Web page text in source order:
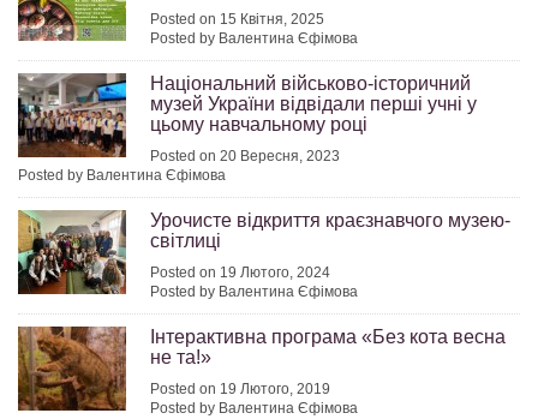
Posted on 15 Квітня, 2025
Posted by Валентина Єфімова
Національний військово-історичний
музей України відвідали перші учні у
цьому навчальному році
Posted on 20 Вересня, 2023
Posted by Валентина Єфімова
Урочисте відкриття краєзнавчого музею-
світлиці
Posted on 19 Лютого, 2024
Posted by Валентина Єфімова
Інтерактивна програма «Без кота весна
не та!»
Posted on 19 Лютого, 2019
Posted by Валентина Єфімова